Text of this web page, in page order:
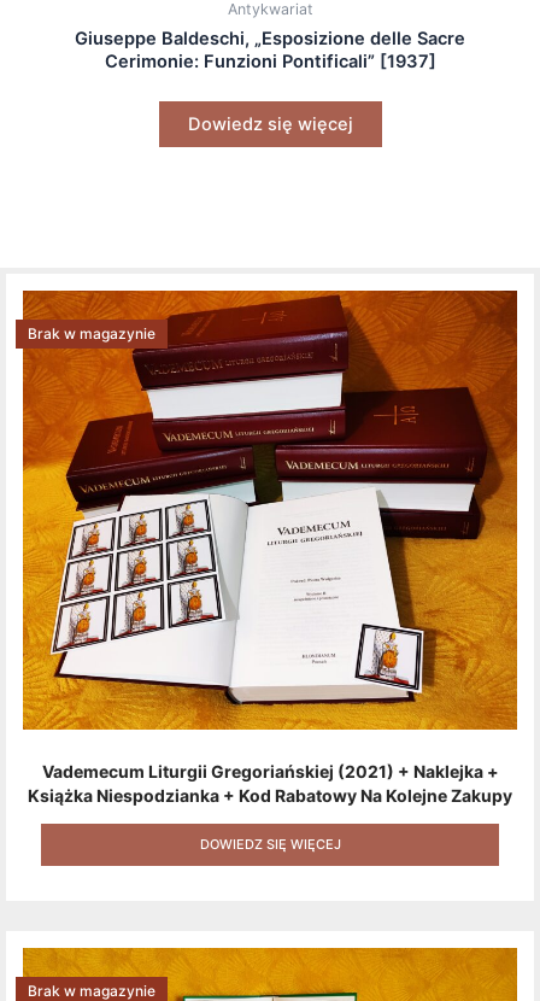
Antykwariat
Giuseppe Baldeschi, „Esposizione delle Sacre
Cerimonie: Funzioni Pontificali” [1937]
Dowiedz się więcej
Vademecum Liturgii Gregoriańskiej (2021) + Naklejka +
Książka Niespodzianka + Kod Rabatowy Na Kolejne Zakupy
+ Gratis (książka W Formacie Elektronicznym) [zestaw 3
Produktów + Kod Rabatowy + Gratis]
Brak w magazynie
DOWIEDZ SIĘ WIĘCEJ
Brak w magazynie